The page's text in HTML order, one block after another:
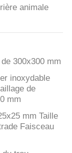
animale
300x300 mm
inoxydable
de
mm
mm Taille
Faisceau